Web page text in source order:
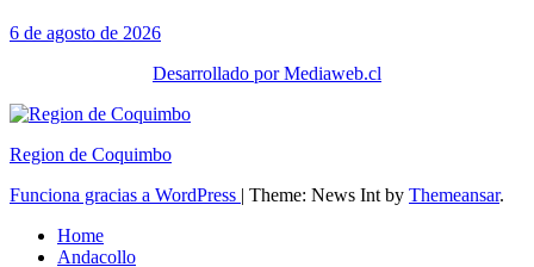
6 de agosto de 2026
Desarrollado por Mediaweb.cl
Region de Coquimbo
Funciona gracias a WordPress | Theme: News Int by Themeansar.
Home
Andacollo